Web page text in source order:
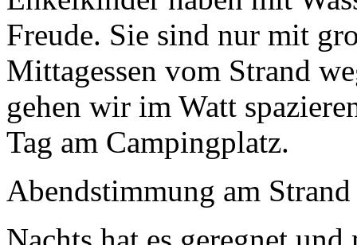
Freude. Sie sind nur mit
Mittagessen vom Strand
gehen wir im Watt
Tag am Campingplatz.
Abendstimmung am